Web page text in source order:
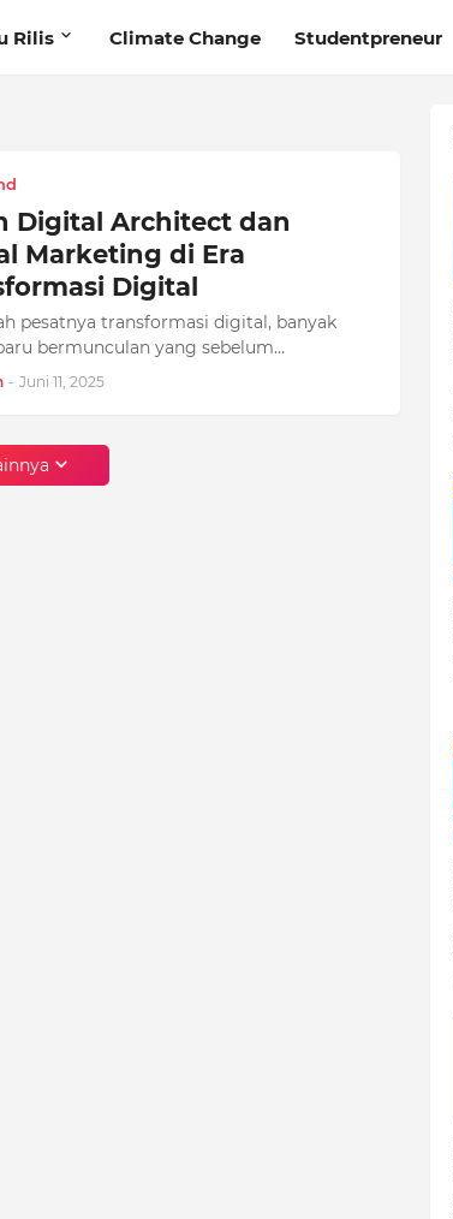
Rilis Climate Change Studentpreneur
Digital Architect dan
Marketing di Era
Digital
pesatnya transformasi digital, banyak
bermunculan yang sebelum…
- Juni 11, 2025